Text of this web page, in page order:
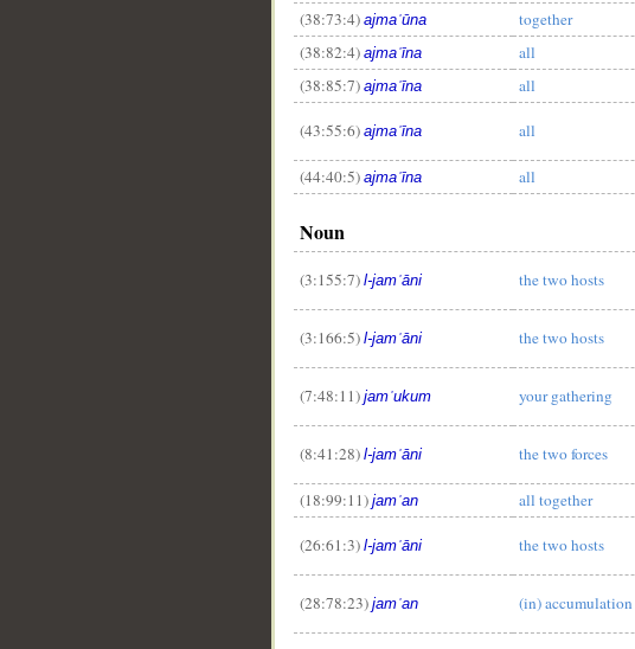
(38:73:4) ajmaʿūna together
(38:82:4) ajmaʿīna all
(38:85:7) ajmaʿīna all
(43:55:6) ajmaʿīna all
(44:40:5) ajmaʿīna all
Noun
(3:155:7) l-jamʿāni the two hosts
(3:166:5) l-jamʿāni the two hosts
(7:48:11) jamʿukum your gathering
(8:41:28) l-jamʿāni the two forces
(18:99:11) jamʿan all together
(26:61:3) l-jamʿāni the two hosts
(28:78:23) jamʿan (in) accumulation